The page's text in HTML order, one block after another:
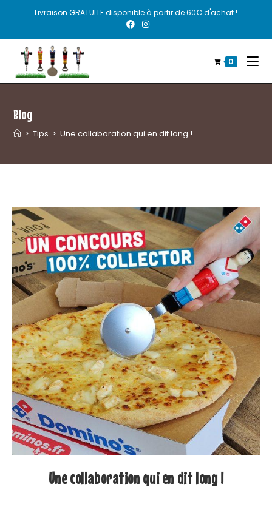
Livraison GRATUITE disponible à partir de 60€ d'achat !
0
Blog
> Tips > Une collaboration qui en dit long !
Une collaboration qui en dit long !